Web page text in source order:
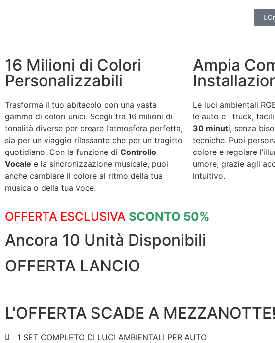
16 Milioni di Colori
Personalizzabili
Trasforma il tuo abitacolo con una vasta
gamma di colori unici. Scegli tra 16 milioni di
tonalità diverse per creare l’atmosfera perfetta,
sia per un viaggio rilassante che per un tragitto
quotidiano. Con la funzione di Controllo
Vocale e la sincronizzazione musicale, puoi
anche cambiare il colore al ritmo della tua
musica o della tua voce.
Ampia
Le luci ambientali
le auto e i truck,
30 minuti, senza
tecniche. Puoi
colore e regolare
umore, grazie agli
intuitivo.
OFFERTA ESCLUSIVA SCONTO 50%
Ancora 10 Unità Disponibili
OFFERTA LANCIO
L'OFFERTA SCADE A MEZZANOTTE!
1 SET COMPLETO DI LUCI AMBIENTALI PER AUTO